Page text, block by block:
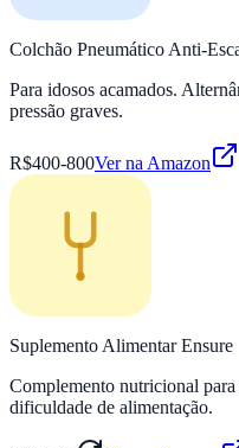
Colchão Pneumático Anti-
Para idosos acamados.
pressão graves.
R$400-800Ver na Amazon
Suplemento Alimentar Ensure
Complemento nutricional
dificuldade de alimentação.